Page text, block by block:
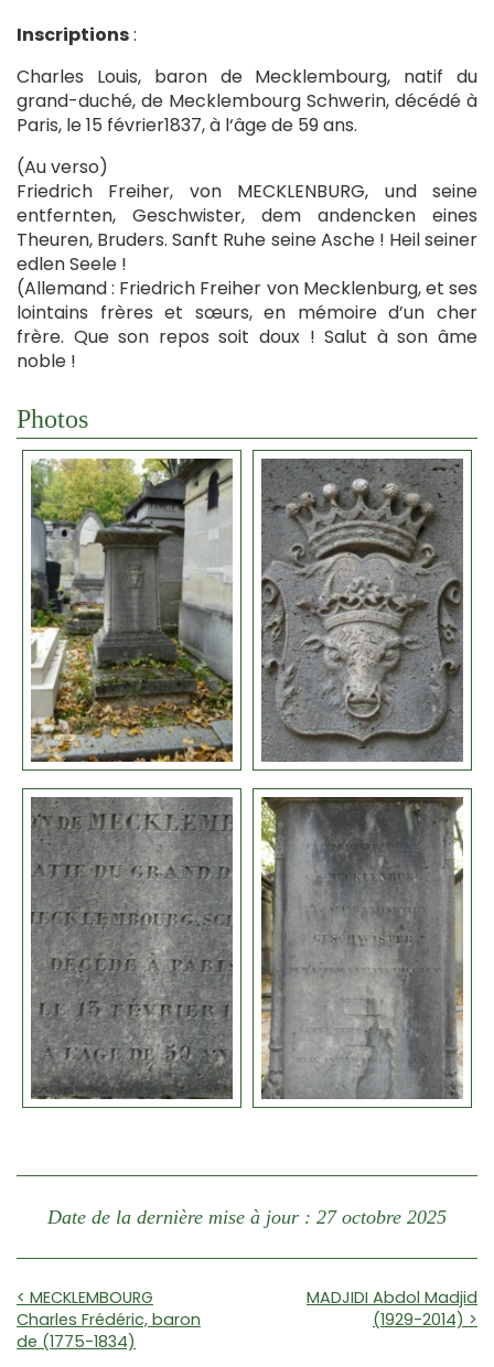
Inscriptions:
Charles Louis, baron de Mecklembourg, natif du
grand-duché, de Mecklembourg Schwerin, décédé à
Paris, le 15 février1837, à l‘âge de 59 ans.
(Au verso)
Friedrich Freiher, von MECKLENBURG, und seine
entfernten, Geschwister, dem andencken eines
Theuren, Bruders. Sanft Ruhe seine Asche ! Heil seiner
edlen Seele !
(Allemand : Friedrich Freiher von Mecklenburg, et ses
lointains frères et sœurs, en mémoire d’un cher
frère. Que son repos soit doux ! Salut à son âme
noble !
Photos
Date de la dernière mise à jour : 27 octobre 2025
< MECKLEMBOURG
Charles Frédéric, baron
de (1775-1834)
MADJIDI Abdol Madjid
(1929-2014) >